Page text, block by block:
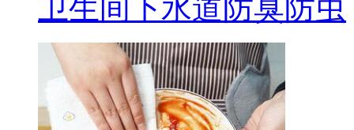
卫生间下水道防臭防虫